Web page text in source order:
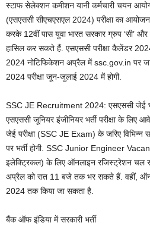
स्टाफ सेलेक्शन कमीशन यानी कर्मचारी चयन
(एसएससी सीएचएसएल 2024) परीक्षा का
करके 12वीं पास युवा भारत सरकार ग्रुप ‘सी’ और
हासिल कर सकते हैं. एसएससी परीक्षा कैलेंडर
2024 नोटिफिकेशन अप्रैल में ssc.gov.in पर
2024 परीक्षा जून-जुलाई 2024 में होगी.
SSC JE Recruitment 2024: एसएससी जेई
एसएससी जूनियर इंजीनियर भर्ती परीक्षा के लिए
जेई परीक्षा (SSC JE Exam) के जरिए विभिन्न
पर भर्ती होगी. SSC Junior Engineer
इलेक्ट्रिकल) के लिए ऑनलाइन रजिस्ट्रेशन चल
अप्रैल को रात 11 बजे तक भर सकते हैं. वहीं,
2024 तक किया जा सकता है.
बैंक ऑफ इंडिया में सरकारी भर्ती